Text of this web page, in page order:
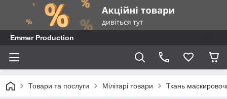
Emmer Production
Товари та послуги Мілітарі товари Ткань